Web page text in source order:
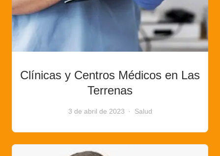
Clínicas y Centros Médicos en Las
Terrenas
3 de abril de 2023 Salud